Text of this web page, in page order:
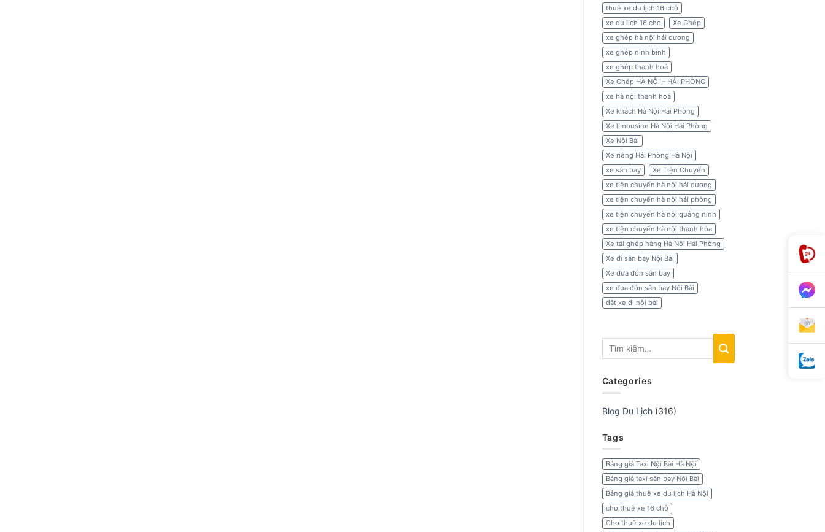
thuê xe du lịch 16 chỗ
xe du lich 16 cho
Xe Ghép
xe ghép hà nội hải dương
xe ghép ninh bình
xe ghép thanh hoá
Xe Ghép HÀ NỘI – HẢI PHÒNG
xe hà nội thanh hoá
Xe khách Hà Nội Hải Phòng
Xe limousine Hà Nội Hải Phòng
Xe Nội Bài
Xe riêng Hải Phòng Hà Nội
xe sân bay
Xe Tiện Chuyến
xe tiện chuyến hà nội hải dương
xe tiện chuyến hà nội hải phòng
xe tiện chuyến hà nội quảng ninh
xe tiện chuyến hà nội thanh hóa
Xe tải ghép hàng Hà Nội Hải Phòng
Xe đi sân bay Nội Bài
Xe đưa đón sân bay
xe đưa đón sân bay Nội Bài
đặt xe đi nội bài
Categories
Blog Du Lịch(316)
Tags
Bảng giá Taxi Nội Bài Hà Nội
Bảng giá taxi sân bay Nội Bài
Bảng giá thuê xe du lịch Hà Nội
cho thuê xe 16 chỗ
Cho thuê xe du lịch